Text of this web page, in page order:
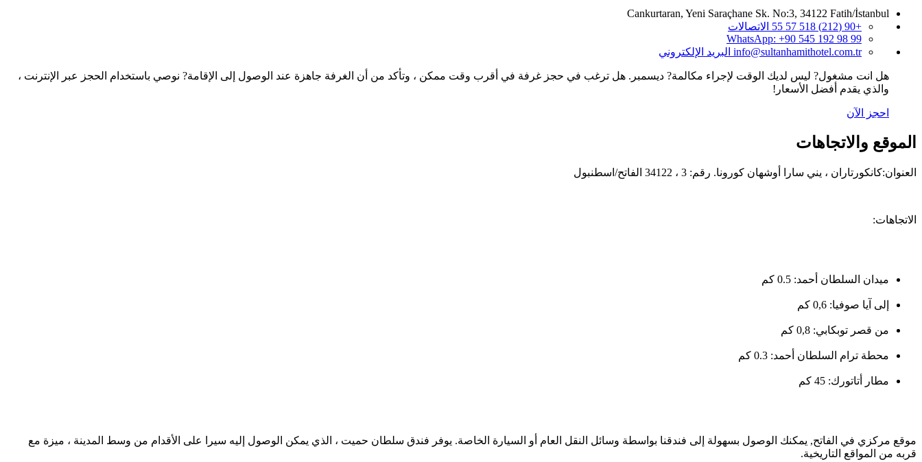
Cankurtaran, Yeni Saraçhane Sk. No:3, 34122 Fatih/İstanbul
+90 (212) 518 57 55
الاتصالات
WhatsApp: +90 545 192 98 99
info@sultanhamithotel.com.tr البريد الإلكتروني
هل انت مشغول? ليس لديك الوقت لإجراء مكالمة? ديسمبر. هل ترغب في حجز غرفة في أقرب وقت ممكن ، وتأكد من أن الغرفة جاهزة عند الوصول إلى الإقامة? نوصي باستخدام الحجز عبر الإنترنت ،
والذي يقدم أفضل الأسعار!
احجز الآن
الموقع والاتجاهات
العنوان:كانكورتاران ، يني سارا أوشهان كورونا. رقم: 3 ، 34122 الفاتح/اسطنبول
الاتجاهات:
ميدان السلطان أحمد: 0.5 كم
إلى آيا صوفيا: 0,6 كم
من قصر توبكابي: 0,8 كم
محطة ترام السلطان أحمد: 0.3 كم
مطار أتاتورك: 45 كم
موقع مركزي في الفاتح, يمكنك الوصول بسهولة إلى فندقنا بواسطة وسائل النقل العام أو السيارة الخاصة. يوفر فندق سلطان حميت ، الذي يمكن الوصول إليه سيرا على الأقدام من وسط المدينة ، ميزة مع
قربه من المواقع التاريخية.